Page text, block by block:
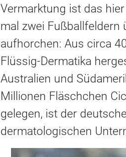
Vermarktung ist das
mal zwei Fußballfeldern
aufhorchen: Aus circa
Flüssig-Dermatika
Australien und
Millionen Fläschchen
gelegen, ist der
dermatologischen